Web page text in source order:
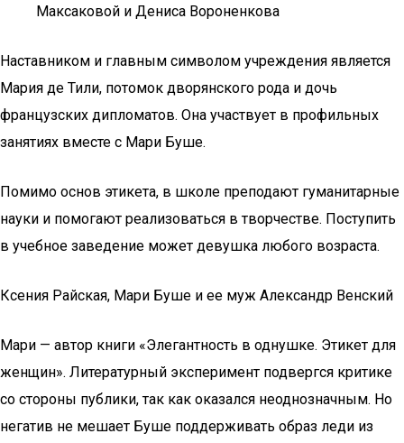
Максаковой и Дениса Вороненкова
Наставником и главным символом учреждения является
Мария де Тили, потомок дворянского рода и дочь
французских дипломатов. Она участвует в профильных
занятиях вместе с Мари Буше.
Помимо основ этикета, в школе преподают гуманитарные
науки и помогают реализоваться в творчестве. Поступить
в учебное заведение может девушка любого возраста.
Ксения Райская, Мари Буше и ее муж Александр Венский
Мари — автор книги «Элегантность в однушке. Этикет для
женщин». Литературный эксперимент подвергся критике
со стороны публики, так как оказался неоднозначным. Но
негатив не мешает Буше поддерживать образ леди из